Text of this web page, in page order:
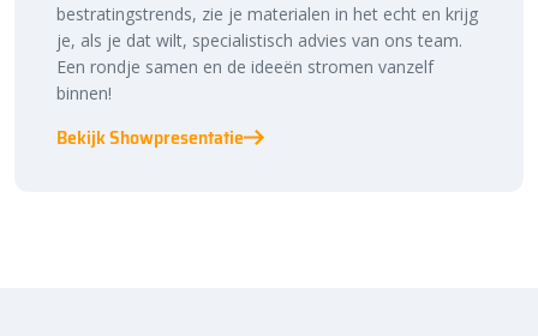
bestratingstrends, zie je materialen in het echt en krijg
je, als je dat wilt, specialistisch advies van ons team.
Een rondje samen en de ideeën stromen vanzelf
binnen!
Bekijk Showpresentatie